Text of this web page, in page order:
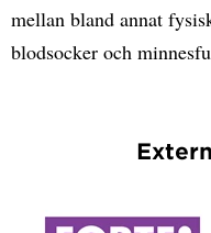
mellan bland annat
blodsocker och